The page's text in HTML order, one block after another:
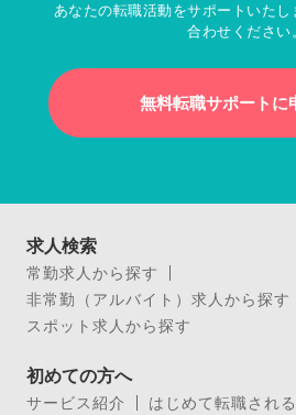
あなたの転職活動をサポートいた
合わせください。
無料転職サポートに
求人検索
常勤求人から探す
非常勤（アルバイト）求人から探す
スポット求人から探す
初めての方へ
サービス紹介
はじめて転職され